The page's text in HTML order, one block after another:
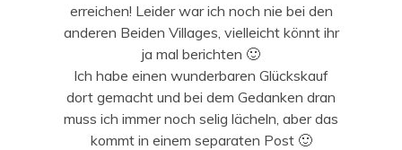
erreichen! Leider war ich noch nie bei den
anderen Beiden Villages, vielleicht könnt ihr
ja mal berichten 🙂
Ich habe einen wunderbaren Glückskauf
dort gemacht und bei dem Gedanken dran
muss ich immer noch selig lächeln, aber das
kommt in einem separaten Post 🙂